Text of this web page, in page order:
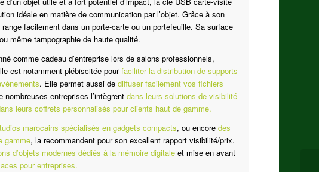
idéale en matière de communication par l’objet. Grâce à son
facilement dans un porte-carte ou un portefeuille. Sa surface
même tampographie de haute qualité.
comme cadeau d’entreprise lors de salons professionnels,
est notamment plébiscitée pourfaciliter la distribution de supports
. Elle permet aussi dediffuser facilement vos fichiers
nombreuses entreprises l’intègrentdans leurs solutions de visibilité
leurs coffrets personnalisés pour clients haut de gamme.
marocains spécialisés en gadgets compacts, ou encoredes
gamme, la recommandent pour son excellent rapport visibilité/prix.
d’objets modernes dédiés à la mémoire digitale et mise en avant
pour entreprises.